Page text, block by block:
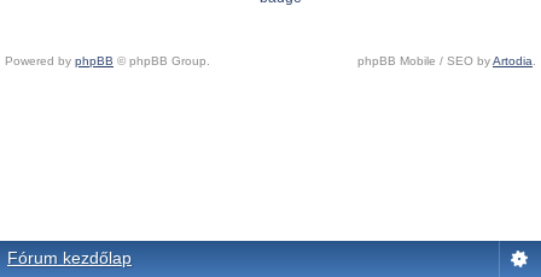
Powered by phpBB © phpBB Group. phpBB Mobile / SEO byArtodia.
Fórum kezdőlap